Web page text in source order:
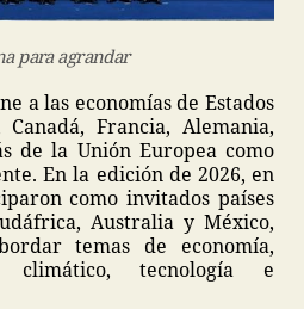
para agrandar
a las economías de Estados
Francia, Alemania,
de la Unión Europea como
En la edición de 2026, en
como invitados países
Australia y México,
temas de economía,
climático, tecnología e